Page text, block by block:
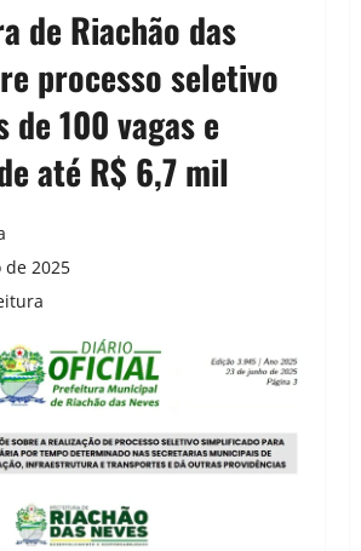
de Riachão das
processo seletivo
de 100 vagas e
até R$ 6,7 mil
2025